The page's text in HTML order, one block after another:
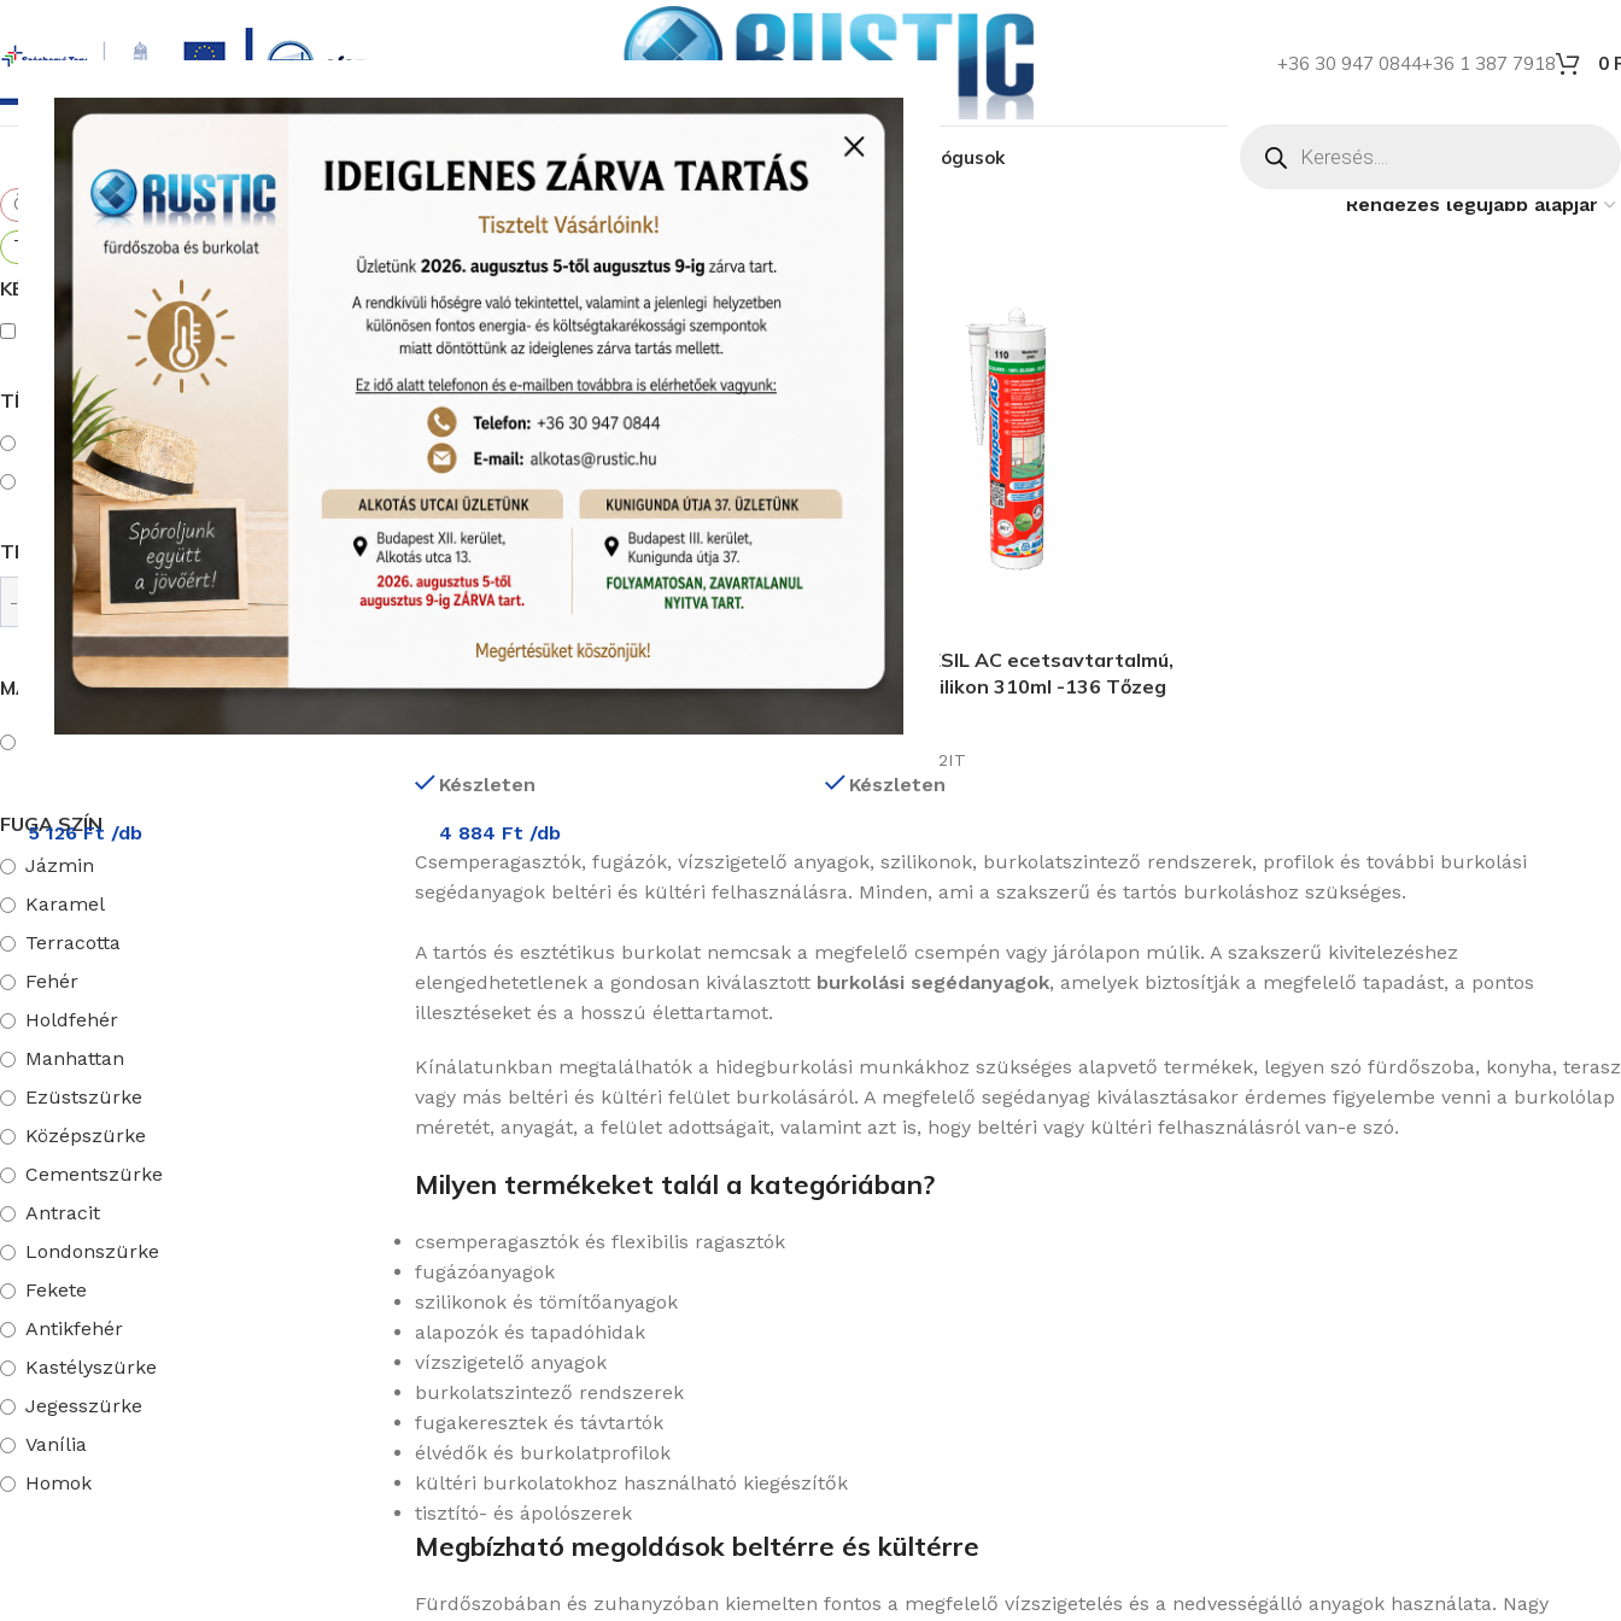
+36 30 947 0844+36 1 387 7918 0
termékek képgalériabemutatkozásüzleteink látványtervezés pályázat katalógusok
Összes visszaállítása
Tőzeg
KÉSZLETEN
Készleten
TÍPUS
Fugázóhabarcs
Ecetsavas szilikon
TERMÉKCSALÁD
MÁRKA
Mapei
FUGA SZÍN
Jázmin
Karamel
Terracotta
Fehér
Holdfehér
Manhattan
Ezüstszürke
Középszürke
Cementszürke
Antracit
Londonszürke
Fekete
Antikfehér
Kastélyszürke
Jegesszürke
Vanília
Homok
Mapei KERACOLOR FF FLEX vízlepergető
fugázóhabarcs 5 kg – 136 Tőzeg
Termékkód:
Készleten
5 126Ft /db
Mapei MAPESIL AC ecetsavtartalmú,
rugalmas szilikon 310ml -136 Tőzeg
Termékkód:
Mapei/4813642IT
Készleten
4 884 Ft /db
Csemperagasztók, fugázók, vízszigetelő anyagok, szilikonok, burkolatszintező rendszerek, profilok és további burkolási
segédanyagok beltéri és kültéri felhasználásra. Minden, ami a szakszerű és tartós burkoláshoz szükséges.
A tartós és esztétikus burkolat nemcsak a megfelelő csempén vagy járólapon múlik. A szakszerű kivitelezéshez
elengedhetetlenek a gondosan kiválasztott burkolási segédanyagok, amelyek biztosítják a megfelelő tapadást, a pontos
illesztéseket és a hosszú élettartamot.
Kínálatunkban megtalálhatók a hidegburkolási munkákhoz szükséges alapvető termékek, legyen szó fürdőszoba, konyha, terasz
vagy más beltéri és kültéri felület burkolásáról. A megfelelő segédanyag kiválasztásakor érdemes figyelembe venni a burkolólap
méretét, anyagát, a felület adottságait, valamint azt is, hogy beltéri vagy kültéri felhasználásról van-e szó.
Milyen termékeket talál a kategóriában?
csemperagasztók és flexibilis ragasztók
fugázóanyagok
szilikonok és tömítőanyagok
alapozók és tapadóhidak
vízszigetelő anyagok
burkolatszintező rendszerek
fugakeresztek és távtartók
élvédők és burkolatprofilok
kültéri burkolatokhoz használható kiegészítők
tisztító- és ápolószerek
Megbízható megoldások beltérre és kültérre
Fürdőszobában és zuhanyzóban kiemelten fontos a megfelelő vízszigetelés és a nedvességálló anyagok használata. Nagy